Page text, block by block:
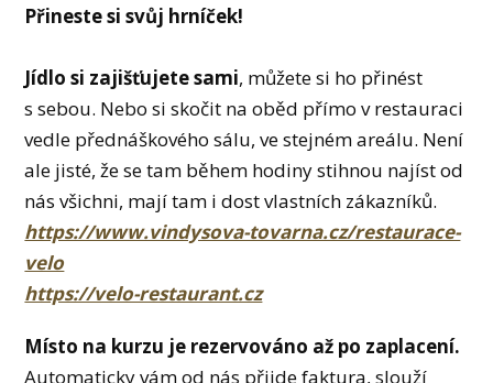
Přineste si svůj hrníček!
Jídlo si zajišťujete sami, můžete si ho přinést
s sebou. Nebo si skočit na oběd přímo v restauraci
vedle přednáškového sálu, ve stejném areálu. Není
ale jisté, že se tam během hodiny stihnou najíst od
nás všichni, mají tam i dost vlastních zákazníků.
https://www.vindysova-tovarna.cz/restaurace-
velo
https://velo-restaurant.cz
Místo na kurzu je rezervováno až po zaplacení.
Automaticky vám od nás přijde faktura, slouží